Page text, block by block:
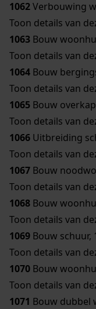
1062Verbouwing
Toon details van
1063 Bouw
Toon details van
1064 Bouw
Toon details van
1065 Bouw
Toon details van
1066 Uitbreiding
Toon details van
1067 Bouw
Toon details van
1068 Bouw
Toon details van
1069 Bouw schuur,
Toon details van
1070 Bouw
Toon details van
1071 Bouw dubbel